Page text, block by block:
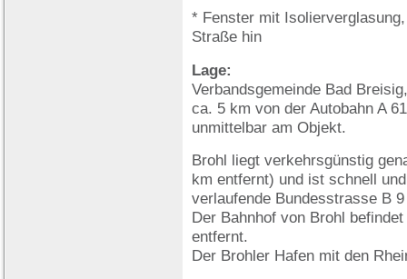
* Fenster mit
Straße hin
Lage:
Verbandsgemeinde Bad
ca. 5 km von der Autobahn A
unmittelbar am Objekt.
Brohl liegt verkehrsgünstig
km entfernt) und ist schnell
verlaufende Bundesstrasse B
Der Bahnhof von Brohl
entfernt.
Der Brohler Hafen mit den